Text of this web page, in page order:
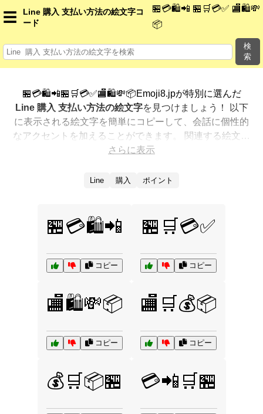
☰
Line 購入 支払い方法の絵文字コ
ード
🏪💳🛍️📲 🏪🛒💳✅ 🏬🛍️💸
📦
検
索
🏪💳🛍️📲🏪🛒💳✅🏬🛍️💸📦Emoji8.jpが特別に選んだ
Line 購入 支払い方法の絵文字を見つけましょう！ 以下
に表示される絵文字を簡単にコピーして、会話に個性的
なアクセントを加えることができます。 関連する絵文字
を最も人気のある順に表示しました。さらに多くのオプ
Line 購入 支払い方法を絵文字で表現
さらに表示
Line 購入 ポイント
🏪💳🛍️📲
コピー
🏪🛒💳✅
コピー
🏬🛍️💸📦
コピー
🏬🛒💰📦
コピー
💰🛒📦🏪 💳📲🛒🏪